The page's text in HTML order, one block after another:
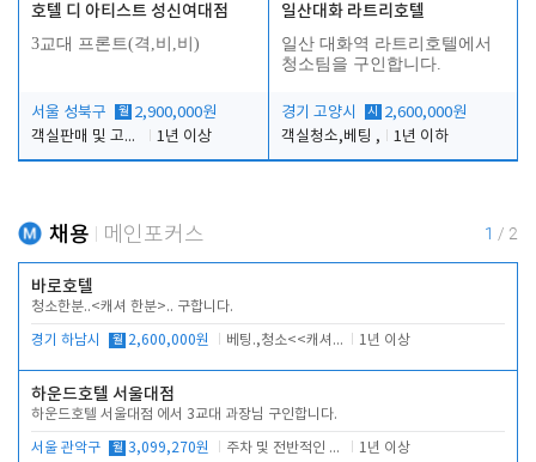
호텔 디 아티스트 성신여대점
3교대 프론트(격,비,비)
서울 성북구 월 2,900,000원
객실판매 및 고객응대
1년 이상
일산대화 라트리호텔
일산 대화역 라트리호텔에서
청소팀을 구인합니다.
경기 고양시 시
2,600,000원
객실청소,베팅 ,
1년 이하
채용 메인포커스 1 / 2
바로호텔
청소한분..<캐셔 한분>.. 구합니다.
경기 하남시 월 2,600,000원 베팅.,청소<<캐셔 모셔봅니다. 1년 이상
하운드호텔 서울대점
하운드호텔 서울대점 에서 3교대 과장님 구인합니다.
서울 관악구 월 3,099,270원 주차 및 전반적인 당번업무 1년 이상